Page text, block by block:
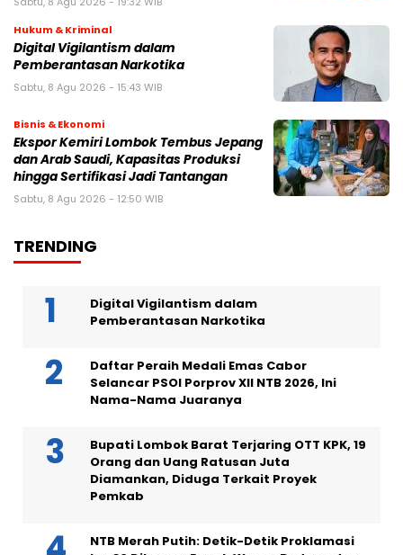
Hukum & Kriminal
Digital Vigilantism dalam
Pemberantasan Narkotika
Sabtu, 8 Agu 2026 - 15:43 WIB
Bisnis & Ekonomi
Ekspor Kemiri Lombok Tembus Jepang
dan Arab Saudi, Kapasitas Produksi
hingga Sertifikasi Jadi Tantangan
Sabtu, 8 Agu 2026 - 12:50 WIB
TRENDING
Digital Vigilantism dalam
Pemberantasan Narkotika
Daftar Peraih Medali Emas Cabor
Selancar PSOI Porprov XII NTB 2026, Ini
Nama-Nama Juaranya
Bupati Lombok Barat Terjaring OTT KPK, 19
Orang dan Uang Ratusan Juta
Diamankan, Diduga Terkait Proyek
Pemkab
NTB Merah Putih: Detik-Detik Proklamasi